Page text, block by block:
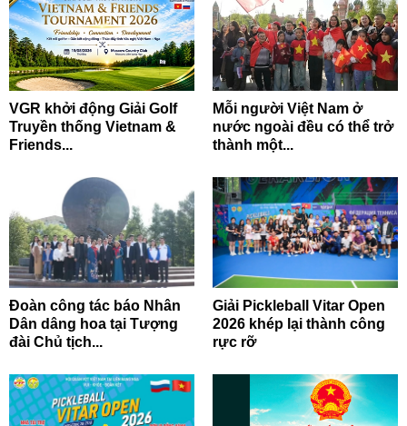
VGR khởi động Giải Golf
Truyền thống Vietnam &
Friends...
Mỗi người Việt Nam ở
nước ngoài đều có thể trở
thành một...
Đoàn công tác báo Nhân
Dân dâng hoa tại Tượng
đài Chủ tịch...
Giải Pickleball Vitar Open
2026 khép lại thành công
rực rỡ